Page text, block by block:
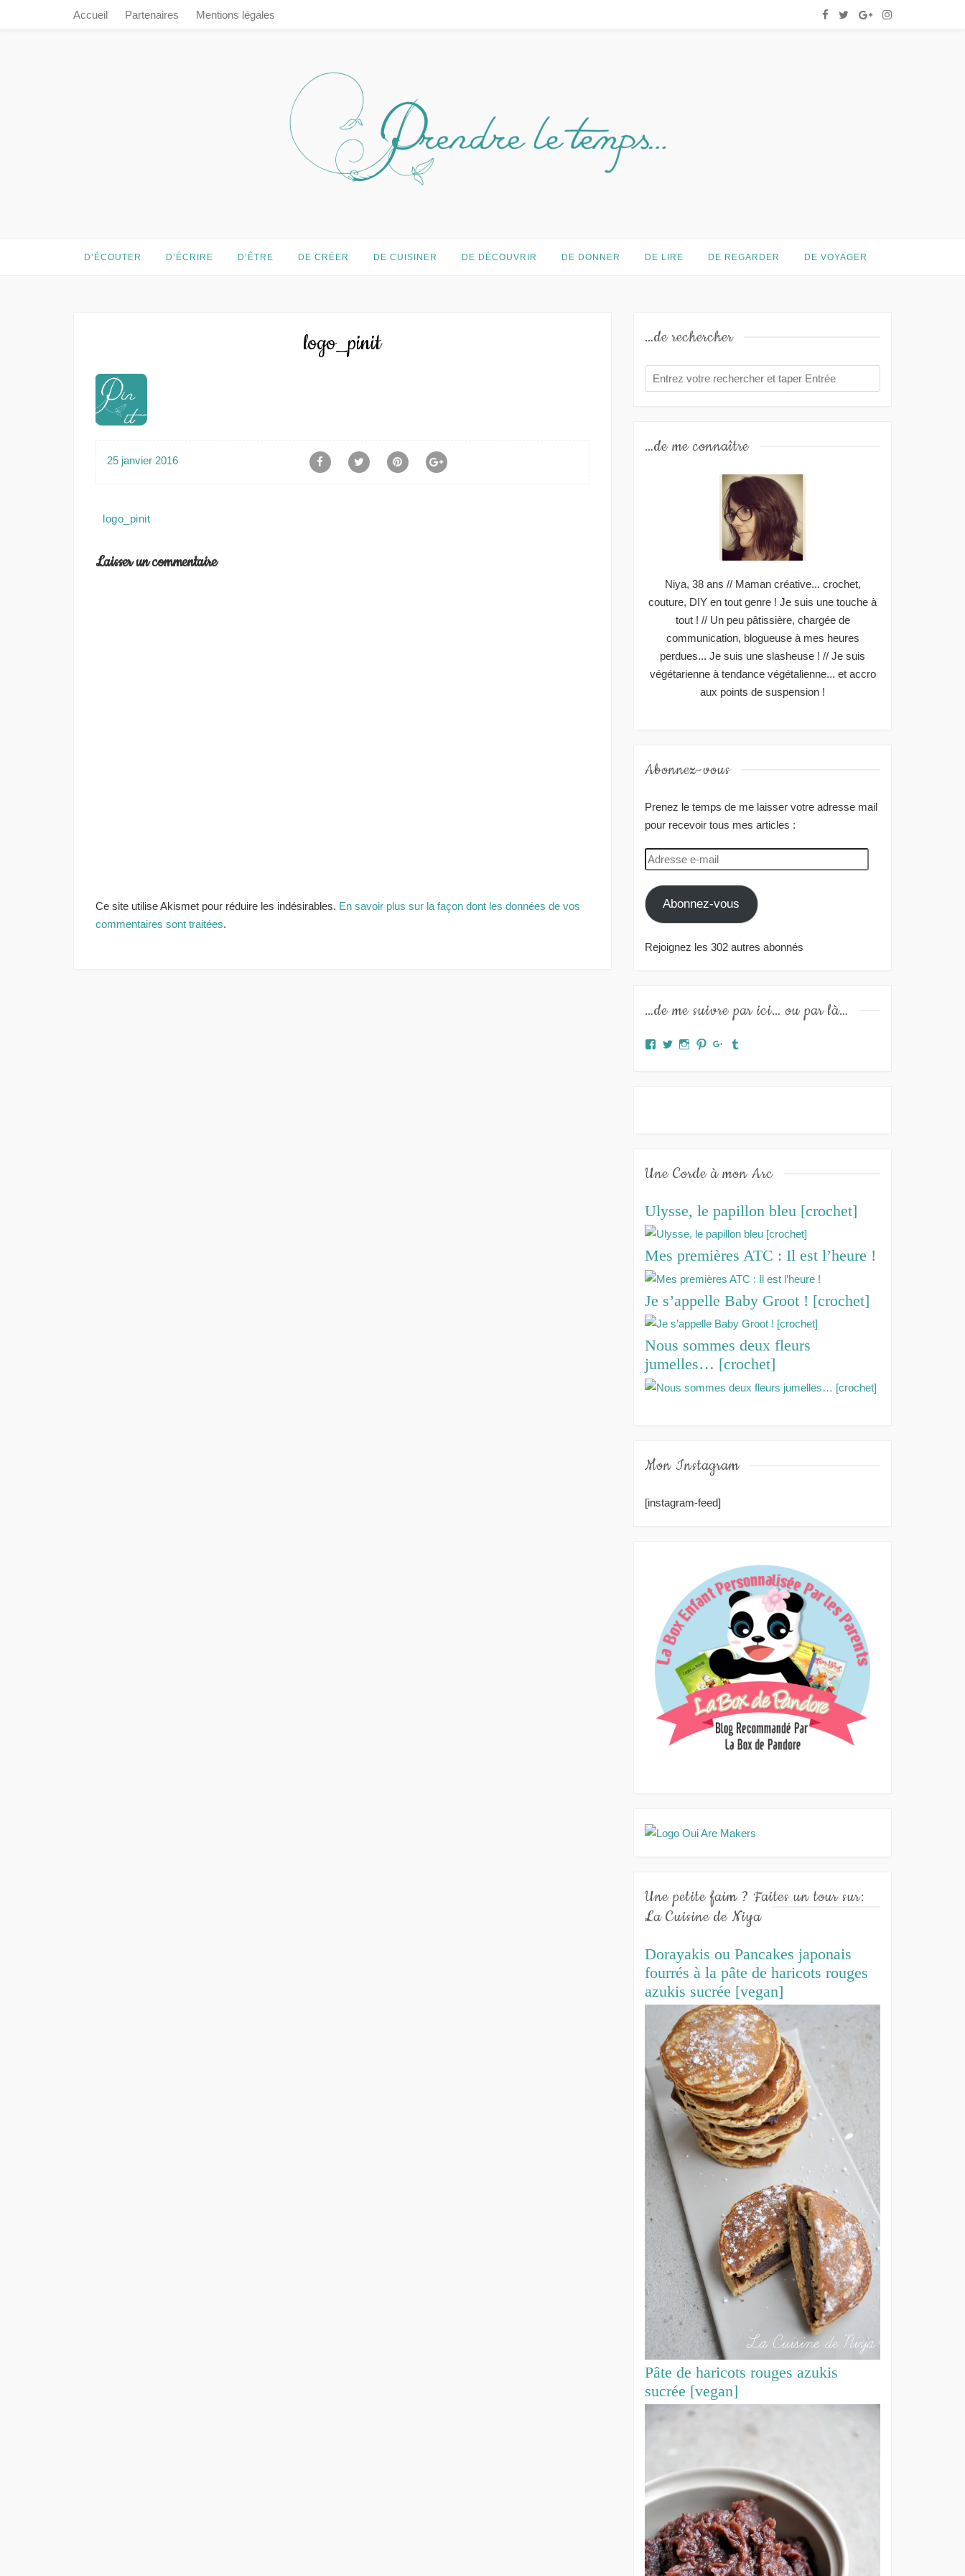
Accueil Partenaires Mentions légales
Prendre le temps…
D’ÉCOUTER D’ÉCRIRE D’ÊTRE DE CRÉER DE CUISINER DE DÉCOUVRIR DE DONNER DE LIRE DE REGARDER DE VOYAGER
logo_pinit
25 janvier 2016
Navigation
l’article
logo_pinit
Laisser un commentaire
Ce site utilise Akismet pour réduire les indésirables. En savoir plus sur la façon dont les données de vos
commentaires sont traitées.
…de rechercher
…de me connaître
Niya, 38 ans // Maman créative... crochet,
couture, DIY en tout genre ! Je suis une touche à
tout ! // Un peu pâtissière, chargée de
communication, blogueuse à mes heures
perdues... Je suis une slasheuse ! // Je suis
végétarienne à tendance végétalienne... et accro
aux points de suspension !
Abonnez-vous
Prenez le temps de me laisser votre adresse mail
pour recevoir tous mes articles :
Adresse
e-
mail
Abonnez-vous
Rejoignez les 302 autres abonnés
…de me suivre par ici… ou par là…
Facebook
TwitterInstagram
PinterestGoogle+
Une Corde à mon Arc
Ulysse, le papillon bleu [crochet]
Mes premières ATC : Il est l’heure !
Je s’appelle Baby Groot ! [crochet]
Nous sommes deux fleurs
jumelles… [crochet]
Mon Instagram
[instagram-feed]
Une petite faim ? Faites un tour sur:
La Cuisine de Niya
Dorayakis ou Pancakes japonais
fourrés à la pâte de haricots rouges
azukis sucrée [vegan]
Pâte de haricots rouges azukis
sucrée [vegan]